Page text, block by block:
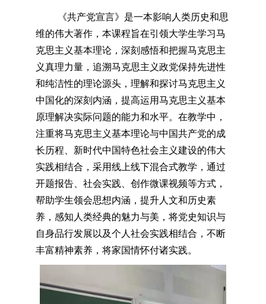
《共产党宣言》是一本影响人类历史和思
维的伟大著作，本课程旨在引领大学生学习马
克思主义基本理论，深刻感悟和把握马克思主
义真理力量，追溯马克思主义政党保持先进性
和纯洁性的理论源头， 理解和探讨马克思主义
中国化的深刻内涵， 提高运用马克思主义基本
原理解决实际问题的能力和水平。在教学中，
注重将马克思主义基本理论与中国共产党的成
长历程、新时代中国特色社会主义建设的伟大
实践相结合， 采用线上线下混合式教学，通过
开题报告、社会实践、创作微课视频等方式，
帮助学生领会思想内涵 ， 提升人文和历史素
养，感知人类经典的魅力与美，将党史知识与
自身品行发展以及个人社会实践相结合，不断
丰富精神素养，将家国情怀付诸实践。